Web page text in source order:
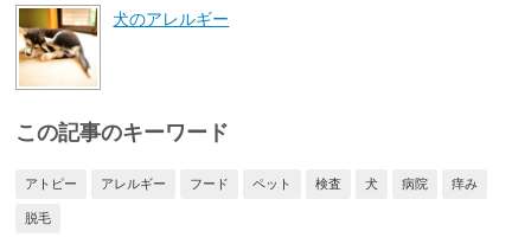
犬のアレルギー
この記事のキーワード
アトピー アレルギー フード ペット 検査 犬 病院 痒み
脱毛